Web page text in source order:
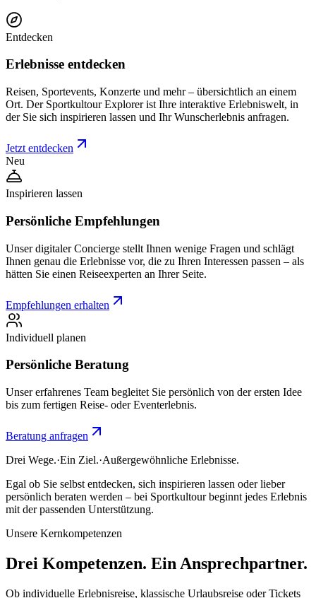
Entdecken
Erlebnisse entdecken
Reisen, Sportevents, Konzerte und mehr – übersichtlich an einem
Ort. Der Sportkultour Explorer ist Ihre interaktive Erlebniswelt, in
der Sie sich inspirieren lassen und Ihr Wunscherlebnis anfragen.
Jetzt entdecken
Neu
Inspirieren lassen
Persönliche Empfehlungen
Unser digitaler Concierge stellt Ihnen wenige Fragen und schlägt
Ihnen genau die Erlebnisse vor, die zu Ihren Interessen passen – als
hätten Sie einen Reiseexperten an Ihrer Seite.
Empfehlungen erhalten
Individuell planen
Persönliche Beratung
Unser erfahrenes Team begleitet Sie persönlich von der ersten Idee
bis zum fertigen Reise- oder Eventerlebnis.
Beratung anfragen
Drei Wege.·Ein Ziel.·Außergewöhnliche Erlebnisse.
Egal ob Sie selbst entdecken, sich inspirieren lassen oder lieber
persönlich beraten werden – bei Sportkultour beginnt jedes Erlebnis
mit der passenden Unterstützung.
Unsere Kernkompetenzen
Drei Kompetenzen. Ein Ansprechpartner.
Ob individuelle Erlebnisreise, klassische Urlaubsreise oder Tickets